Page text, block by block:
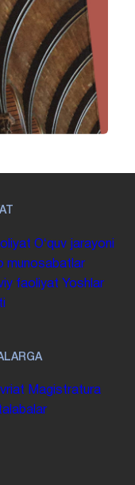
Oʻquv jarayoni
munosabatlar
faoliyat Yoshlar
Magistratura